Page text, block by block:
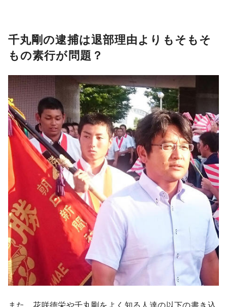
千丸剛の逮捕は退部理由よりもそもそ
もの素行が問題？
また、花咲徳栄や千丸剛をよく知る人達の以下の書き込